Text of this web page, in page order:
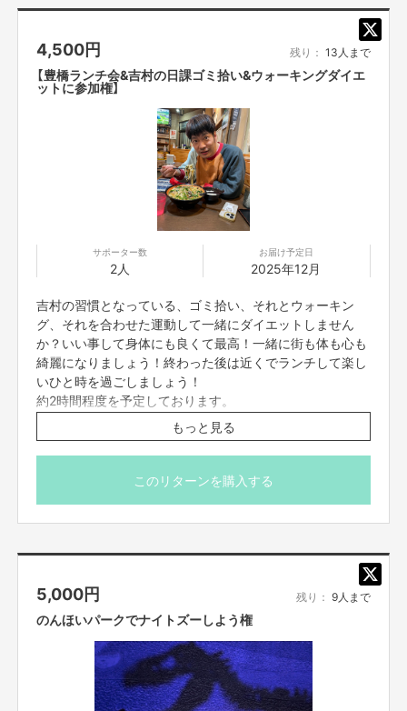
メッセージ機能にて前日までにご案内させていただきま
※上記の日程の参加可能な方のみご支援をお願いいたしま
す。参加できない場合でも返金はいたしかねますのでご了
承ください。
4,500円 残り： 13人まで
【豊橋ランチ会&吉村の日課ゴミ拾い&ウォーキングダイエ
ットに参加権】
サポーター数
2人
お届け予定日
2025年12月
吉村の習慣となっている、ゴミ拾い、それとウォーキン
グ、それを合わせた運動して一緒にダイエットしません
か？いい事して身体にも良くて最高！一緒に街も体も心も
綺麗になりましょう！終わった後は近くでランチして楽し
いひと時を過ごしましょう！
約2時間程度を予定しております。
2025年12月20予定、12:00あたり～14:00あたり約2時間
程度を予定しております。
※上記の日程の参加可能な方のみご支援をお願いいたしま
す。参加できない場合でも返金はいたしかねますのでご了
承ください。
もっと見る
このリターンを購入する
5,000円 残り： 9人まで
のんほいパークでナイトズーしよう権